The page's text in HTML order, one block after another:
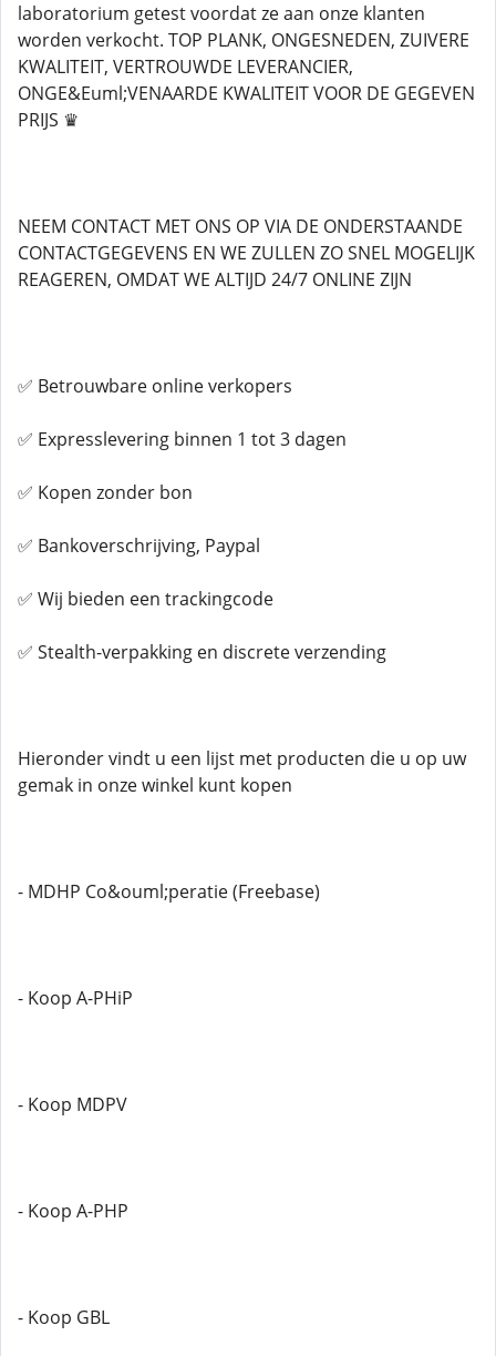
laboratorium getest voordat ze aan onze klanten
worden verkocht. TOP PLANK, ONGESNEDEN, ZUIVERE
KWALITEIT, VERTROUWDE LEVERANCIER,
ONGE&Euml;VENAARDE KWALITEIT VOOR DE GEGEVEN
PRIJS ♛
NEEM CONTACT MET ONS OP VIA DE ONDERSTAANDE
CONTACTGEGEVENS EN WE ZULLEN ZO SNEL MOGELIJK
REAGEREN, OMDAT WE ALTIJD 24/7 ONLINE ZIJN
✅ Betrouwbare online verkopers
✅ Expresslevering binnen 1 tot 3 dagen
✅ Kopen zonder bon
✅ Bankoverschrijving, Paypal
✅ Wij bieden een trackingcode
✅ Stealth-verpakking en discrete verzending
Hieronder vindt u een lijst met producten die u op uw
gemak in onze winkel kunt kopen
- MDHP Co&ouml;peratie (Freebase)
- Koop A-PHiP
- Koop MDPV
- Koop A-PHP
- Koop GBL